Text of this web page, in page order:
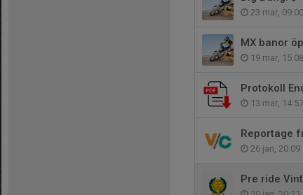
23 mar, 09:00
MX banor
19 mar, 15:08
Protokoll
13 mar, 14:57
Reportage
26 jan, 20:09
Pre ride